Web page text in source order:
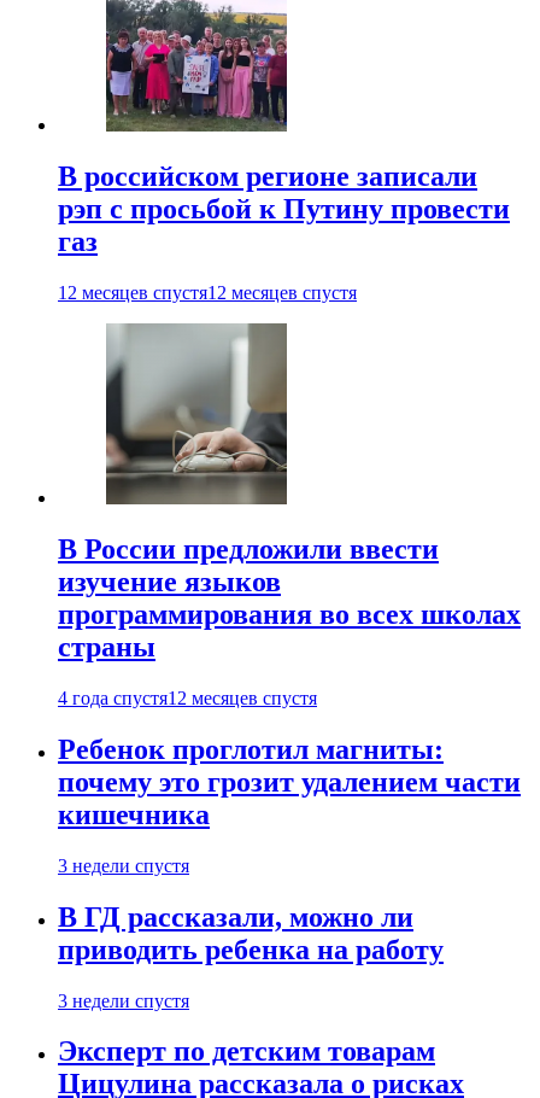
В российском регионе записали
рэп с просьбой к Путину провести
газ
12 месяцев спустя12 месяцев спустя
В России предложили ввести
изучение языков
программирования во всех школах
страны
4 года спустя12 месяцев спустя
Ребенок проглотил магниты:
почему это грозит удалением части
кишечника
3 недели спустя
В ГД рассказали, можно ли
приводить ребенка на работу
3 недели спустя
Эксперт по детским товарам
Цицулина рассказала о рисках